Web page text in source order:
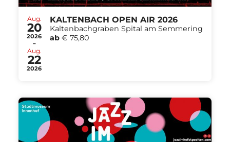
Aug.
20
2026
-
Aug.
22
2026
KALTENBACH OPEN AIR 2026
Kaltenbachgraben Spital am Semmering
ab € 75,80